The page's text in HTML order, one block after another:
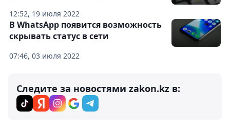
12:52, 19 июля 2022
07:46, 03 июля 2022
В WhatsApp появится возможность
скрывать статус в сети
Следите за новостями zakon.kz в: